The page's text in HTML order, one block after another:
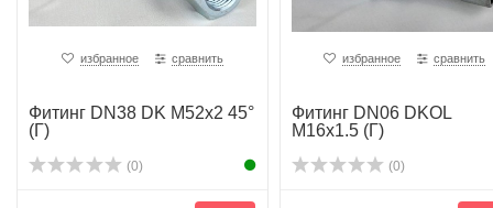
избранное сравнить
Фитинг DN38 DK M52x2 45°
(Г)
(0)
избранное сравнить
Фитинг DN06 DKOL
M16x1.5 (Г)
(0)